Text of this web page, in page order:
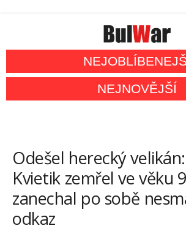
NEJNOVĚJŠÍ
Odešel herecký
Kvietik zemřel ve věku
zanechal po sobě
odkaz